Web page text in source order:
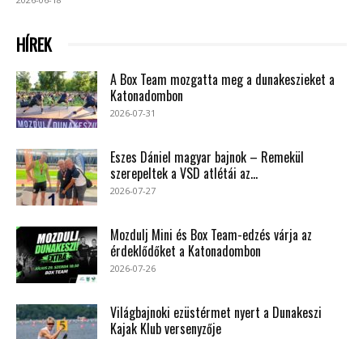
HÍREK
A Box Team mozgatta meg a dunakeszieket a
Katonadombon
2026-07-31
Eszes Dániel magyar bajnok – Remekül
szerepeltek a VSD atlétái az...
2026-07-27
Mozdulj Mini és Box Team-edzés várja az
érdeklődőket a Katonadombon
2026-07-26
Világbajnoki ezüstérmet nyert a Dunakeszi
Kajak Klub versenyzője